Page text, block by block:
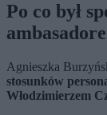
Po co był
Agnieszka
stosunków
Włodzimierzem